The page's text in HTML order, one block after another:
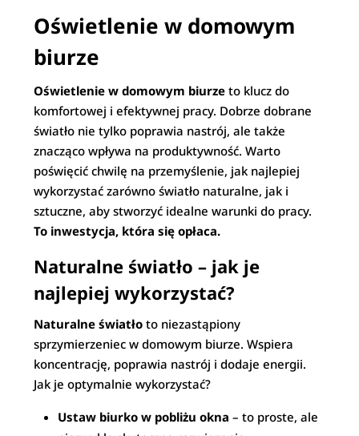
Oświetlenie w domowym
biurze
Oświetlenie w domowym biurze to klucz do
komfortowej i efektywnej pracy. Dobrze dobrane
światło nie tylko poprawia nastrój, ale także
znacząco wpływa na produktywność. Warto
poświęcić chwilę na przemyślenie, jak najlepiej
wykorzystać zarówno światło naturalne, jak i
sztuczne, aby stworzyć idealne warunki do pracy.
To inwestycja, która się opłaca.
Naturalne światło – jak je
najlepiej wykorzystać?
Naturalne światło to niezastąpiony
sprzymierzeniec w domowym biurze. Wspiera
koncentrację, poprawia nastrój i dodaje energii.
Jak je optymalnie wykorzystać?
Ustaw biurko w pobliżu okna – to proste, ale